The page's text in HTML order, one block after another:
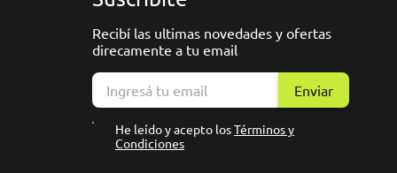
Recibí las ultimas novedades y ofertas
direcamente a tu email
Enviar
He leído y acepto losTérminos y
Condiciones